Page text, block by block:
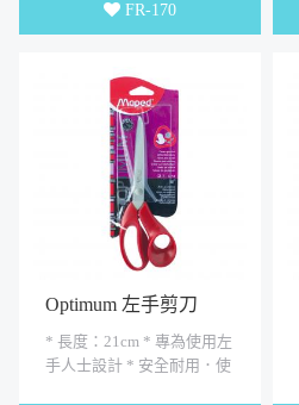
FR-170
Optimum 左手剪刀
21cm
* 長度：21cm * 專為使用左
手人士設計 * 安全耐用．使